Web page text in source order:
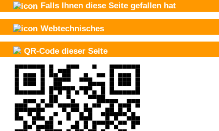
Falls Ihnen diese Seite gefallen hat
Webtechnisches
QR-Code dieser Seite